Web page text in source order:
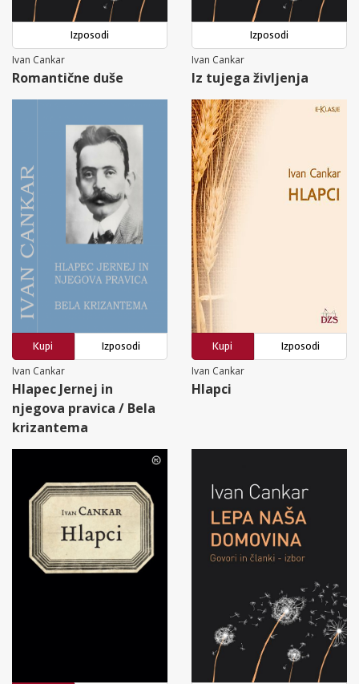
Izposodi
Ivan Cankar
Romantične duše
Izposodi
Ivan Cankar
Iz tujega življenja
Kupi
Izposodi
Ivan Cankar
Hlapec Jernej in
njegova pravica / Bela
krizantema
Kupi
Izposodi
Ivan Cankar
Hlapci